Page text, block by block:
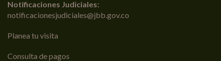
Notificaciones Judiciales:
notificacionesjudiciales@jbb.gov.co
Planea tu visita
Consulta de pagos